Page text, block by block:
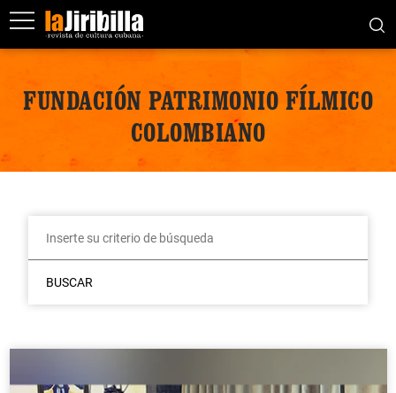
FUNDACIÓN PATRIMONIO FÍLMICO
COLOMBIANO
BUSCAR